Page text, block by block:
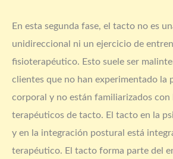
En esta segunda fase, el tacto no es
unidireccional ni un ejercicio de
fisioterapéutico. Esto suele ser
clientes que no han experimentado la
corporal y no están familiarizados con
terapéuticos de tacto. El tacto en la
y en la integración postural está
terapéutico. El tacto forma parte del